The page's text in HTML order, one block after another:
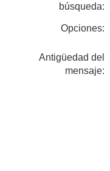
búsqueda:
Opciones:
Antigüedad del
mensaje: